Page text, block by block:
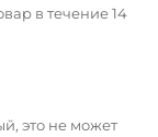
в течение 14
это не может